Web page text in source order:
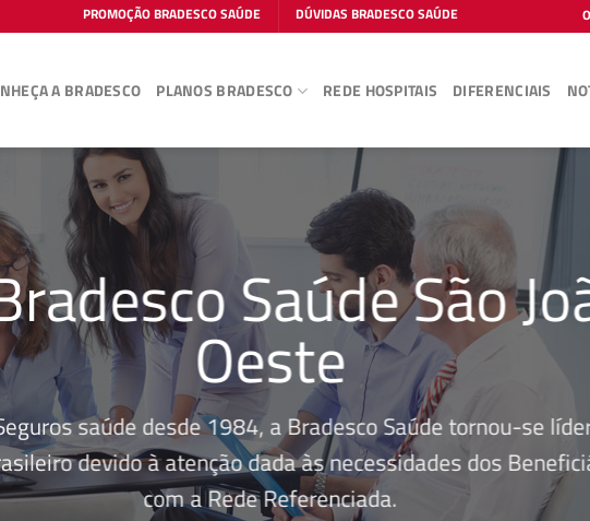
PROMOÇÃO BRADESCO SAÚDE DÚVIDAS BRADESCO SAÚDE
A BRADESCO PLANOS BRADESCO REDE HOSPITAIS DIFERENCIAIS
Saúde São
Oeste
saúde desde 1984, a Bradesco Saúde tornou-se
devido à atenção dada às necessidades dos
com a Rede Referenciada.